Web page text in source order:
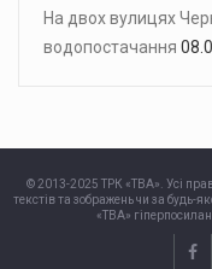
На двох вулицях
водопостачання
© 2013-2025 ТРК «ТВА». Усі
текстів та зображень чи за будь-
«ТВА»